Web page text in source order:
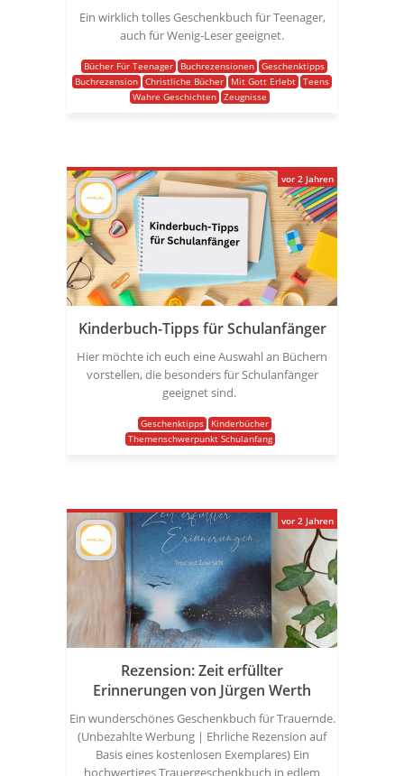
Ein wirklich tolles Geschenkbuch für Teenager,
auch für Wenig-Leser geeignet.
Bücher Für Teenager Buchrezensionen Geschenktipps
Buchrezension Christliche Bücher Mit Gott Erlebt Teens
Wahre Geschichten Zeugnisse
Kinderbuch-Tipps für Schulanfänger
Hier möchte ich euch eine Auswahl an Büchern
vorstellen, die besonders für Schulanfänger
geeignet sind.
Geschenktipps
Kinderbücher
Themenschwerpunkt Schulanfang
vor 2 Jahren
Rezension: Zeit erfüllter
Erinnerungen von Jürgen Werth
Ein wunderschönes Geschenkbuch für Trauernde.
(Unbezahlte Werbung | Ehrliche Rezension auf
Basis eines kostenlosen Exemplares) Ein
hochwertiges Trauergeschenkbuch in edlem
vor 2 Jahren